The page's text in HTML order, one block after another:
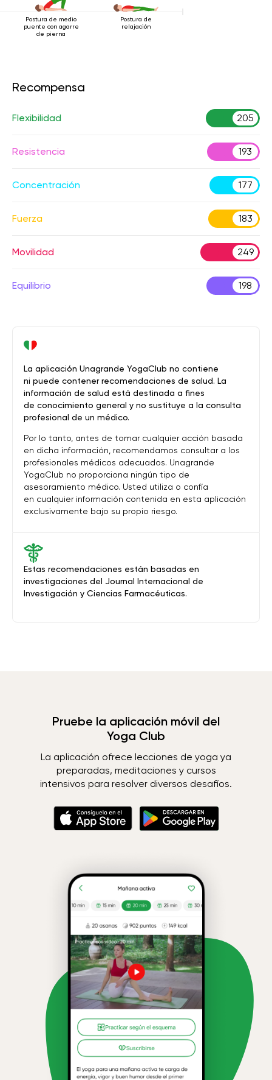
Postura de medio
puente con agarre
de pierna
Postura de
relajación
Recompensa
Flexibilidad 205
Resistencia 193
Concentración 177
Fuerza 183
Movilidad 249
Equilibrio 198
Estas recomendaciones están basadas en
investigaciones del Journal Internacional de
Investigación y Ciencias Farmacéuticas.
La aplicación Unagrande YogaClub no contiene
ni puede contener recomendaciones de salud. La
información de salud está destinada a fines
de conocimiento general y no sustituye a la consulta
profesional de un médico.
Por lo tanto, antes de tomar cualquier acción basada
en dicha información, recomendamos consultar a los
profesionales médicos adecuados. Unagrande
YogaClub no proporciona ningún tipo de
asesoramiento médico. Usted utiliza o confía
en cualquier información contenida en esta aplicación
exclusivamente bajo su propio riesgo.
Pruebe la aplicación móvil del
Yoga Club
La aplicación ofrece lecciones de yoga ya
preparadas, meditaciones y cursos
intensivos para resolver diversos desafíos.